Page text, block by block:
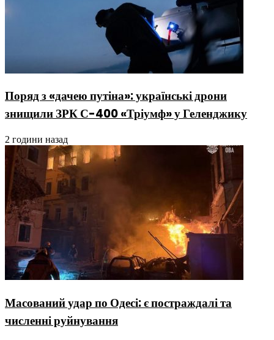
Поряд з «дачею путіна»: українські дрони
знищили ЗРК С-400 «Тріумф» у Геленджику
2 години назад
Масований удар по Одесі: є постраждалі та
численні руйнування